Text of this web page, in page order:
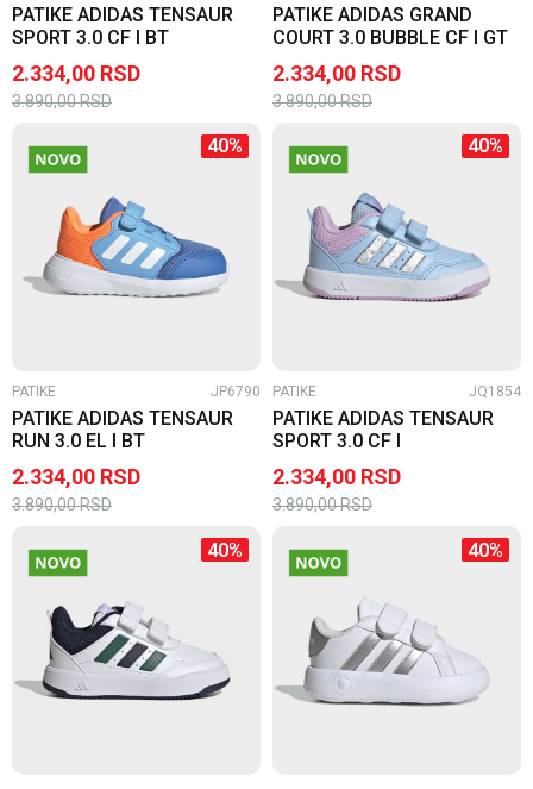
PATIKE ADIDAS TENSAUR
SPORT 3.0 CF I BT
2.334,00 RSD
3.890,00RSD
PATIKE ADIDAS GRAND
COURT 3.0 BUBBLE CF I GT
2.334,00 RSD
3.890,00RSD
40%
PATIKE JP6790
PATIKE ADIDAS TENSAUR
RUN 3.0 EL I BT
2.334,00 RSD
3.890,00RSD
40%
PATIKE JQ1854
PATIKE ADIDAS TENSAUR
SPORT 3.0 CF I
2.334,00 RSD
3.890,00RSD
40% 40%